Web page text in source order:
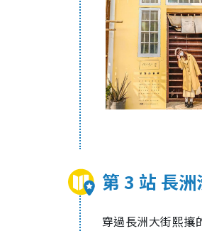
第 3 站 長
穿過長洲大街熙攘